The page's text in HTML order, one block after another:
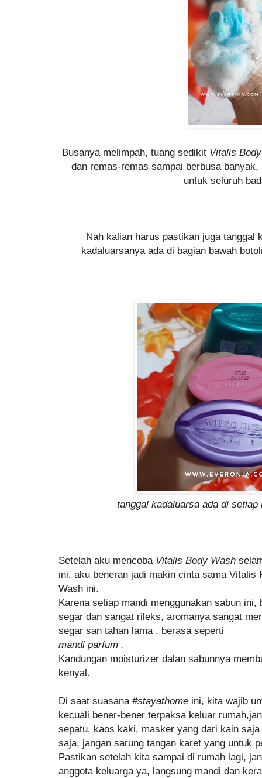
Busanya melimpah, tuang sedikit Vitalis
dan remas-remas sampai berbusa
untuk seluruh
Nah kalian harus pastikan juga tanggal
kadaluarsanya ada di bagian bawah
tanggal kadaluarsa ada di setiap
Setelah aku mencoba Vitalis Body Wash
ini, aku beneran jadi makin cinta sama Vitalis
Wash ini.
Karena setiap mandi menggunakan sabun ini,
segar dan sangat rileks, aromanya sangat
segar san tahan lama , berasa seperti
mandi parfum .
Kandungan moisturizer dalan sabunnya
kenyal.
Di saat suasana #stayathome ini, kita wajib
kecuali bener-bener terpaksa keluar
sepatu, kaos kaki, masker yang dari kain
saja, jangan sarung tangan karet yang untuk
Pastikan setelah kita sampai di rumah lagi,
anggota keluarga ya, langsung mandi dan